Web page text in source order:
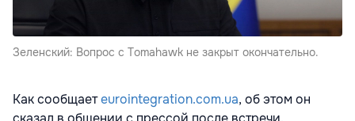
Зеленский: Вопрос с Tomahawk не закрыт окончательно.
Как сообщаетeurointegration.com.ua, об этом он